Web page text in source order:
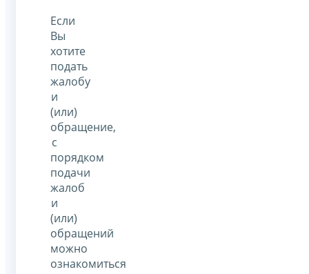
Если
Вы
хотите
подать
жалобу
и
(или)
обращение,
с
порядком
подачи
жалоб
и
(или)
обращений
можно
ознакомиться